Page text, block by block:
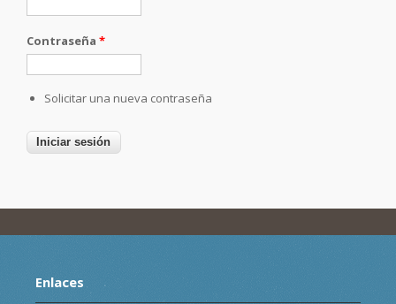
Contraseña *
Solicitar una nueva contraseña
Enlaces